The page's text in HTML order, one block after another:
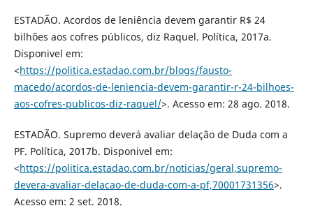
ESTADÃO. Acordos de leniência devem garantir R$ 24
bilhões aos cofres públicos, diz Raquel. Política, 2017a.
Disponivel em:
<https://politica.estadao.com.br/blogs/fausto-
macedo/acordos-de-leniencia-devem-garantir-r-24-bilhoes-
aos-cofres-publicos-diz-raquel/>. Acesso em: 28 ago. 2018.
ESTADÃO. Supremo deverá avaliar delação de Duda com a
PF. Política, 2017b. Disponivel em:
<https://politica.estadao.com.br/noticias/geral,supremo-
devera-avaliar-delacao-de-duda-com-a-pf,70001731356>.
Acesso em: 2 set. 2018.